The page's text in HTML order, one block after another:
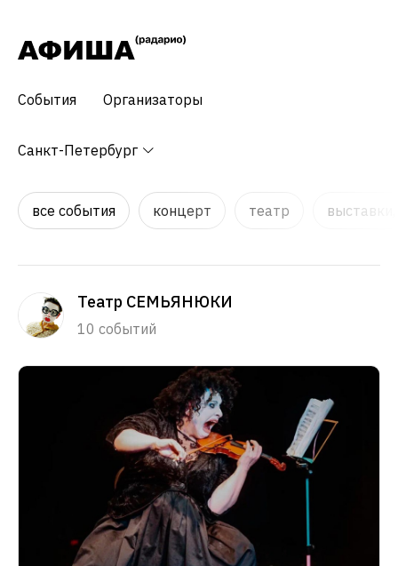
События Организаторы
Санкт-Петербург
все события концерт театр
Театр СЕМЬЯНЮКИ
10 событий